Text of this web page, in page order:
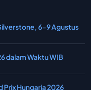
6-9 Agustus
dalam Waktu WIB
Prix Hungaria 2026